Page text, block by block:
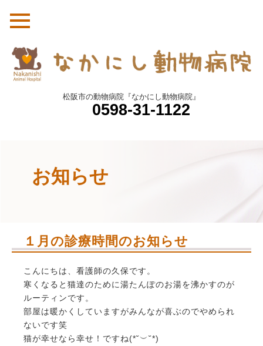
松阪市の動物病院『なかにし動物病院』
0598-31-1122
お知らせ
１月の診療時間のお知らせ
こんにちは、看護師の久保です。
寒くなると猫達のために湯たんぽのお湯を沸かすのが
ルーティンです。
部屋は暖かくしていますがみんなが喜ぶのでやめられ
ないです笑
猫が幸せなら幸せ！ですね(*˘︶˘*)